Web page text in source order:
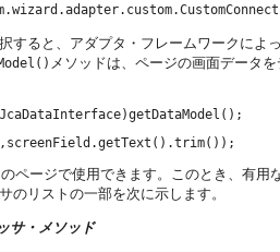
すると、アダプタ・フレームワークに
メソッドは、ページの画面データ
ページで使用できます。このとき、有
のリストの一部を次に示します。
サ・メソッド